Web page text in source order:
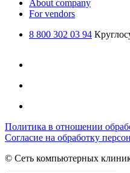
About company
For vendors
8 800 302 03 94
Политика в отношении
Согласие на обработку
© Сеть компьютерных